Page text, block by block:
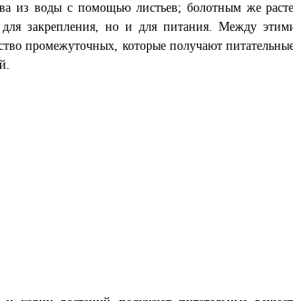
из воды с помощью листьев; болотным же
для закрепления, но и для питания. Между
промежуточных, которые получают